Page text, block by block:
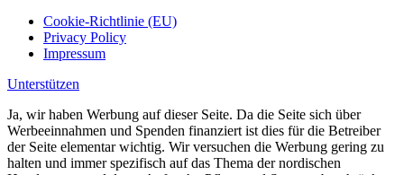
Cookie-Richtlinie (EU)
Privacy Policy
Impressum
Unterstützen
Ja, wir haben Werbung auf dieser Seite. Da die Seite sich über
Werbeeinnahmen und Spenden finanziert ist dies für die Betreiber
der Seite elementar wichtig. Wir versuchen die Werbung gering zu
halten und immer spezifisch auf das Thema der nordischen